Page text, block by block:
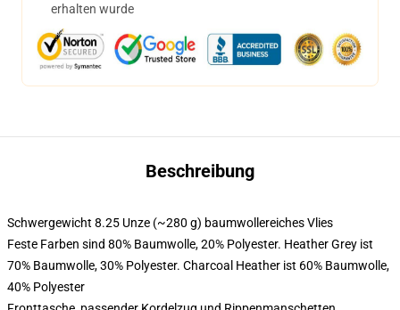
erhalten wurde
Beschreibung
Schwergewicht 8.25 Unze (~280 g) baumwollereiches Vlies
Feste Farben sind 80% Baumwolle, 20% Polyester. Heather Grey ist
70% Baumwolle, 30% Polyester. Charcoal Heather ist 60% Baumwolle,
40% Polyester